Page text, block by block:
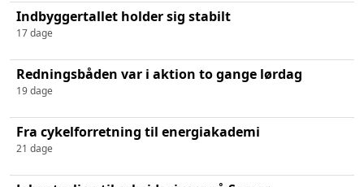
Indbyggertallet holder sig stabilt
17 dage
Redningsbåden var i aktion to gange lørdag
19 dage
Fra cykelforretning til energiakademi
21 dage